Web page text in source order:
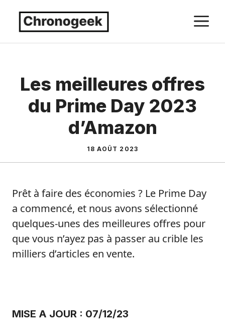
Les meilleures offres
du Prime Day 2023
d’Amazon
18 AOÛT 2023
Prêt à faire des économies ? Le Prime Day
a commencé, et nous avons sélectionné
quelques-unes des meilleures offres pour
que vous n’ayez pas à passer au crible les
milliers d’articles en vente.
MISE A JOUR : 07/12/23